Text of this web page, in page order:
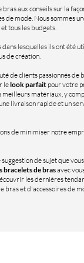
aux conseils sur la
de mode. Nous sommes
tous les budgets.
lesquelles ils ont été
de création.
de clients passionnés de
lelook parfait pour votre
meilleurs matériaux, y
une livraison rapide et un
de minimiser notre
suggestion de sujet que
bracelets de brasavec
les dernières
bras et d'accessoires de